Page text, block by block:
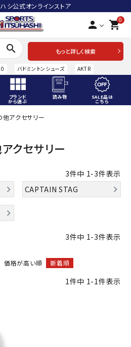
シ公式オンラインストア
person 0
shopping_cart
search
もっと詳しく検索
バドミントンシューズ AKTR
ブランド
から選ぶ
読み物 SALE品は
こちら
他アクセサリー
クセサリー
3件中 1-3件表示
CAPTAIN STAG
3件中 1-3件表示
価格が高い順 新着順
1件中 1-1件表示